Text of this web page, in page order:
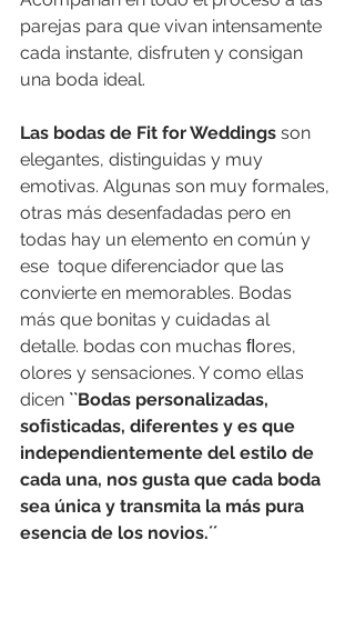
parejas para que vivan intensamente
cada instante, disfruten y consigan
una boda ideal.
Las bodas de Fit for Weddings son
elegantes, distinguidas y muy
emotivas. Algunas son muy formales,
otras más desenfadadas pero en
todas hay un elemento en común y
ese  toque diferenciador que las
convierte en memorables. Bodas
más que bonitas y cuidadas al
detalle. bodas con muchas ﬂores,
olores y sensaciones. Y como ellas
dicen ``Bodas personalizadas,
soﬁsticadas, diferentes y es que
independientemente del estilo de
cada una, nos gusta que cada boda
sea única y transmita la más pura
esencia de los novios.´´